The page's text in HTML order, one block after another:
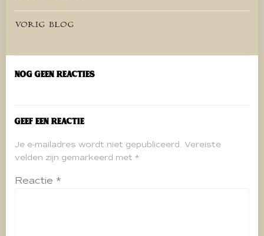
Bericht
navigatie
VORIG BLOG
Nog geen reacties
Geef een reactie
Je e-mailadres wordt niet gepubliceerd. Vereiste
velden zijn gemarkeerd met *
Reactie *